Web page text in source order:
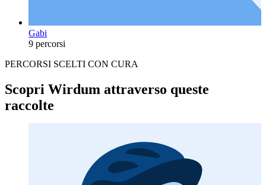
Gabi
9 percorsi
PERCORSI SCELTI CON CURA
Scopri Wirdum attraverso queste
raccolte